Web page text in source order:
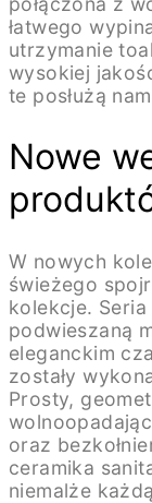
łatwego
utrzymanie
wysokiej
te posłużą
Nowe
W nowych
świeżego
kolekcje.
podwieszaną
eleganckim
zostały
Prosty,
oraz
ceramika
niemalże